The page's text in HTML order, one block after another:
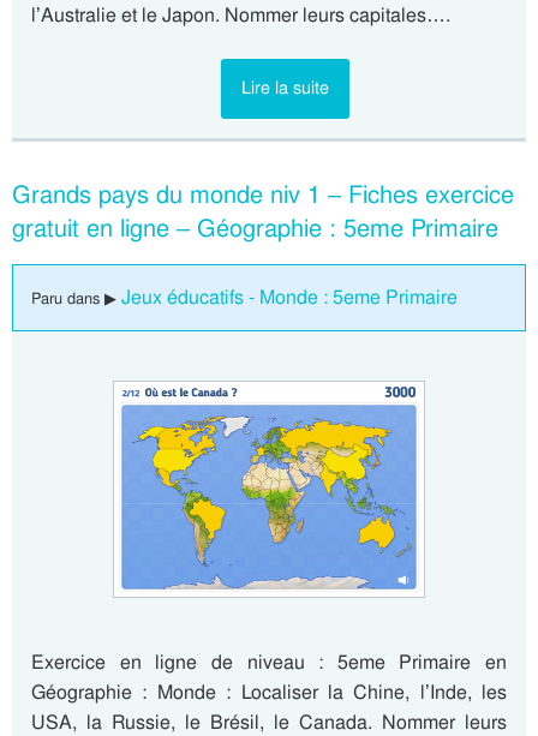
l’Australie et le Japon. Nommer leurs capitales….
Lire la suite
Grands pays du monde niv 1 – Fiches exercice
gratuit en ligne – Géographie : 5eme Primaire
Paru dans ▶ Jeux éducatifs - Monde : 5eme Primaire
Exercice en ligne de niveau : 5eme Primaire en
Géographie : Monde : Localiser la Chine, l’Inde, les
USA, la Russie, le Brésil, le Canada. Nommer leurs